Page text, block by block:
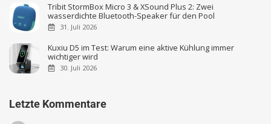
Tribit StormBox Micro 3 & XSound Plus 2: Zwei
wasserdichte Bluetooth-Speaker für den Pool
31. Juli 2026
Kuxiu D5 im Test: Warum eine aktive Kühlung immer
wichtiger wird
30. Juli 2026
Letzte Kommentare